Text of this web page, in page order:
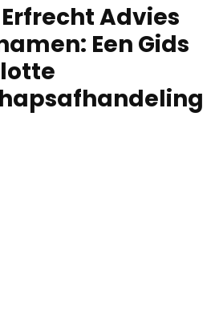
Advies
Een Gids